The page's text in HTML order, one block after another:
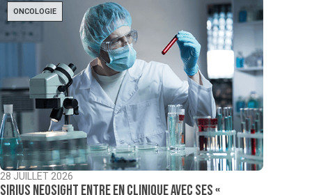
ONCOLOGIE
28 JUILLET 2026
Sirius NeoSight entre en clinique avec ses «